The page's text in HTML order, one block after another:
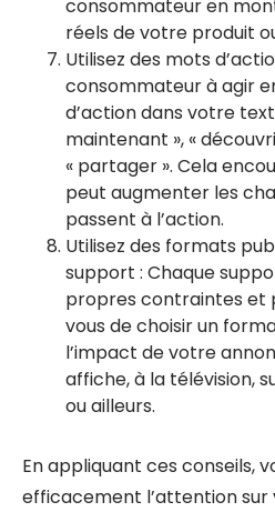
consommateur en
réels de votre produit
Utilisez des mots
consommateur à agir
d’action dans votre
maintenant », «
« partager ». Cela
peut augmenter les
passent à l’action.
Utilisez des formats
support : Chaque
propres contraintes et
vous de choisir un
l’impact de votre
affiche, à la télévision,
ou ailleurs.
En appliquant ces conseils,
efficacement l’attention